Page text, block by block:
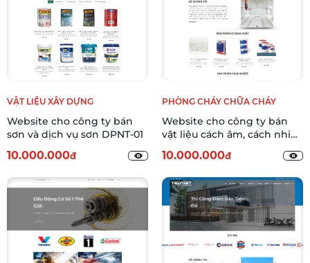
VẬT LIỆU XÂY DỰNG
Website cho công ty bán
sơn và dịch vụ sơn DPNT-01
10.000.000đ
PHÒNG CHÁY CHỮA CHÁY
Website cho công ty bán
vật liệu cách âm, cách nhiệt,
10.000.000đ